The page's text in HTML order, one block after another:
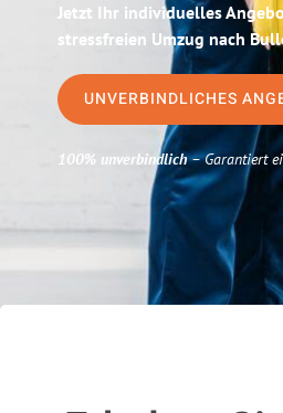
Jetzt Ihr individuelles
stressfreien Umzug nach
UNVERBINDLICHES
100% unverbindlich– Garantiert